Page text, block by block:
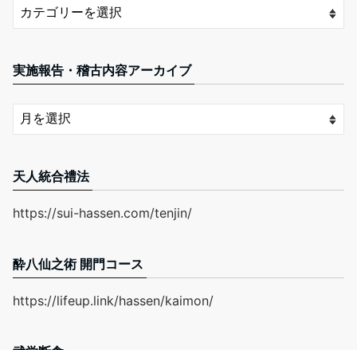
実施報告・稽古内容アーカイブ
天人統合禮法
https://sui-hassen.com/tenjin/
酔八仙之術 開門コース
https://lifeup.link/hassen/kaimon/